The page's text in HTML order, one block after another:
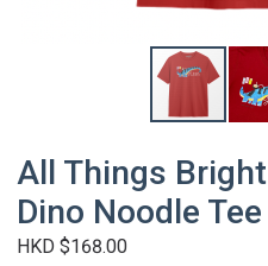
All Things
Dino Noodle Tee
HKD $168.00